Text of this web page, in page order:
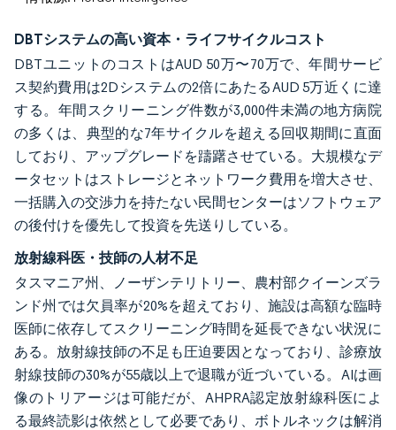
DBTシステムの高い資本・ライフサイクルコスト
DBTユニットのコストはAUD 50万〜70万で、年間サービ
ス契約費用は2Dシステムの2倍にあたるAUD 5万近くに達
する。年間スクリーニング件数が3,000件未満の地方病院
の多くは、典型的な7年サイクルを超える回収期間に直面
しており、アップグレードを躊躇させている。大規模なデ
ータセットはストレージとネットワーク費用を増大させ、
一括購入の交渉力を持たない民間センターはソフトウェア
の後付けを優先して投資を先送りしている。
放射線科医・技師の人材不足
タスマニア州、ノーザンテリトリー、農村部クイーンズラ
ンド州では欠員率が20%を超えており、施設は高額な臨時
医師に依存してスクリーニング時間を延長できない状況に
ある。放射線技師の不足も圧迫要因となっており、診療放
射線技師の30%が55歳以上で退職が近づいている。AIは画
像のトリアージは可能だが、AHPRA認定放射線科医によ
る最終読影は依然として必要であり、ボトルネックは解消